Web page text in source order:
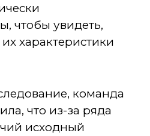
чтобы увидеть,
характеристики
команда
что из-за ряда
исходный